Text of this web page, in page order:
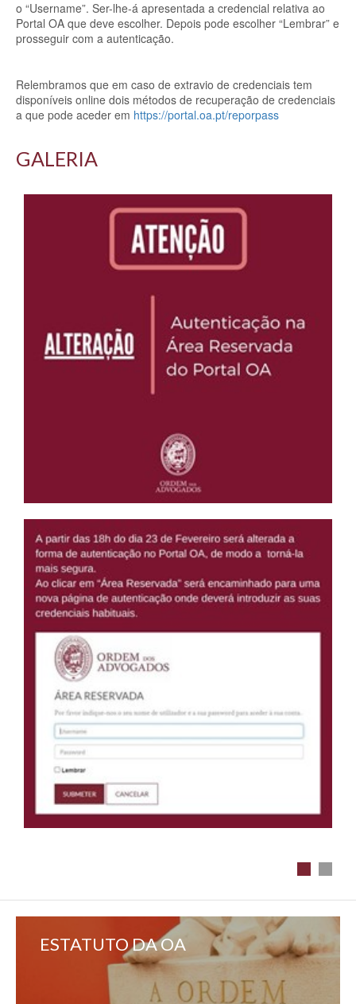
o “Username”. Ser-lhe-á apresentada a credencial relativa ao
Portal OA que deve escolher. Depois pode escolher “Lembrar” e
prosseguir com a autenticação.
Relembramos que em caso de extravio de credenciais tem
disponíveis online dois métodos de recuperação de credenciais
a que pode aceder em https://portal.oa.pt/reporpass
GALERIA
ESTATUTO DA OA